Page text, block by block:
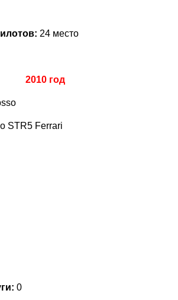
24 место
2010 год
STR5 Ferrari
0